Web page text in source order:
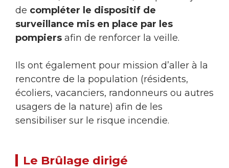
de compléter le dispositif de
surveillance mis en place par les
pompiers afin de renforcer la veille.
Ils ont également pour mission d’aller à la
rencontre de la population (résidents,
écoliers, vacanciers, randonneurs ou autres
usagers de la nature) afin de les
sensibiliser sur le risque incendie.
Le Brûlage dirigé